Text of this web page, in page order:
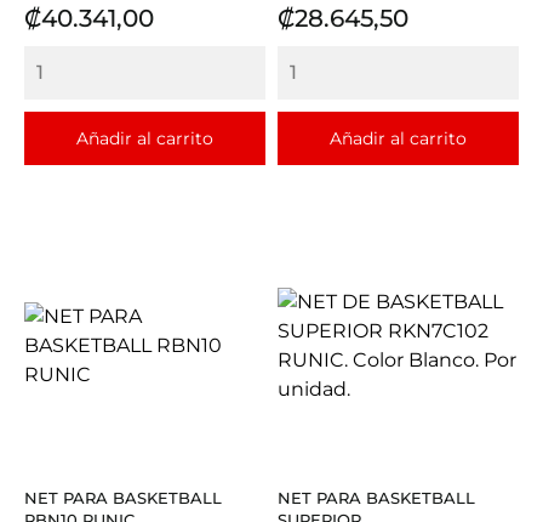
Precio
₡40.341,00
Añadir al carrito
Precio
₡28.645,50
Añadir al carrito
NET PARA BASKETBALL
NET PARA BASKETBALL